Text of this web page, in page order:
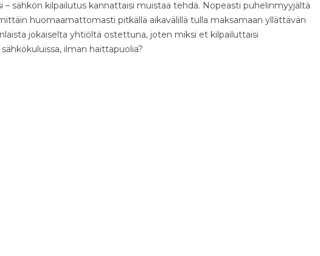
– sähkön kilpailutus kannattaisi muistaa tehdä. Nopeasti puhelinmyyjältä
huomaamattomasti pitkällä aikavälillä tulla maksamaan yllättävän
jokaiselta yhtiöltä ostettuna, joten miksi et kilpailuttaisi
ilman haittapuolia?